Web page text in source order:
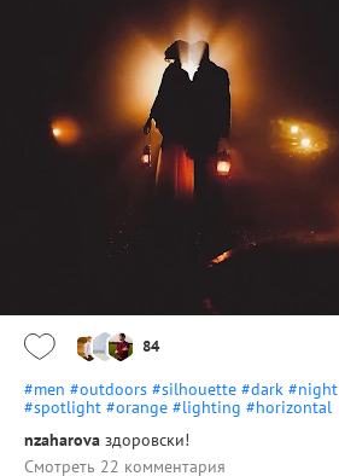
84
#men #outdoors #silhouette #dark #night
#spotlight #orange #lighting #horizontal
nzaharova здоровски!
Смотреть 22 комментария